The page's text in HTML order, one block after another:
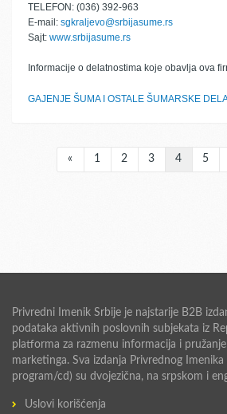
TELEFON: (036) 392-963
E-mail: sgkraljevo@srbijasume.rs
Sajt: www.srbijasume.rs
Informacije o delatnostima koje obavlja ova
GAJENJE ŠUMA I OSTALE ŠUMARSKE
« 1 2 3 4 5
Privredni Imenik Srbije je najstarije B2B
podataka aktivnih poslovnih subjekata iz
platforma za razmenu informacija i
marketinga. Sva izdanja Privrednog
program/cd) su dvojezična, na srpskom i
Uslovi korišćenja